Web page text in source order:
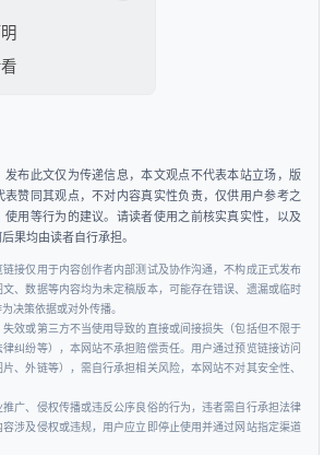
发布此文仅为传递信息，本文观点不代表本站立场，版
表赞同其观点，不对内容真实性负责，仅供用户参考之
使用等行为的建议。请读者使用之前核实真实性，以及
果均由读者自行承担。
接仅用于内容创作者内部测试及协作沟通，不构成正式发布
、数据等内容均为未定稿版本，可能存在错误、遗漏或临时
决策依据或对外传播。
失效或第三方不当使用导致的直接或间接损失（包括但不限于
纠纷等），本网站不承担赔偿责任。用户通过预览链接访问
、外链等），需自行承担相关风险，本网站不对其安全性、
广、侵权传播或违反公序良俗的行为，违者需自行承担法律
涉及侵权或违规，用户应立即停止使用并通过网站指定渠道